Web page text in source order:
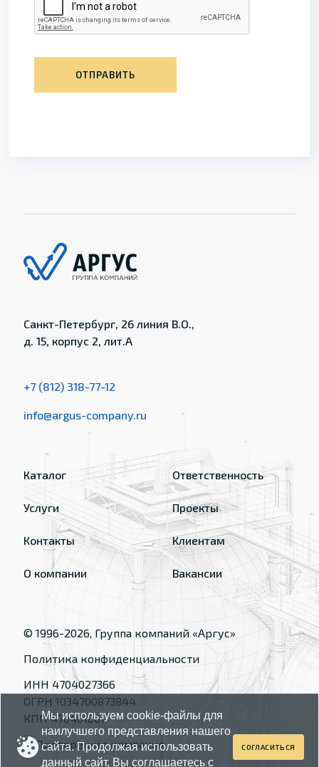
ОТПРАВИТЬ
Санкт-Петербург, 26 линия В.О.,
д. 15, корпус 2, лит.А
+7 (812) 318-77-12
info@argus-company.ru
Каталог
Услуги
Контакты
О компании
Ответственность
Проекты
Клиентам
Вакансии
© 1996-2026, Группа компаний «Аргус»
Политика конфиденциальности
ИНН 4704027366
ОГРН 1034700873844
КПП 470401001
Мы используем cookie-файлы для
наилучшего представления нашего
сайта. Продолжая использовать
данный сайт, Вы соглашаетесь с
СОГЛАСИТЬСЯ